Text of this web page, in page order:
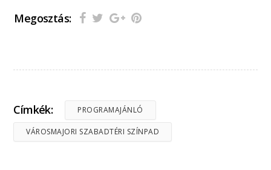
Megosztás:
Címkék: PROGRAMAJÁNLÓ
VÁROSMAJORI SZABADTÉRI SZÍNPAD